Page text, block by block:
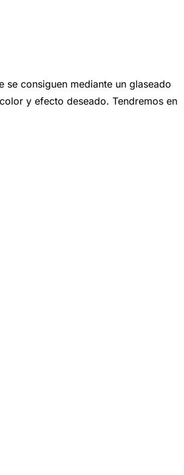
se consiguen mediante un glaseado
y efecto deseado. Tendremos en